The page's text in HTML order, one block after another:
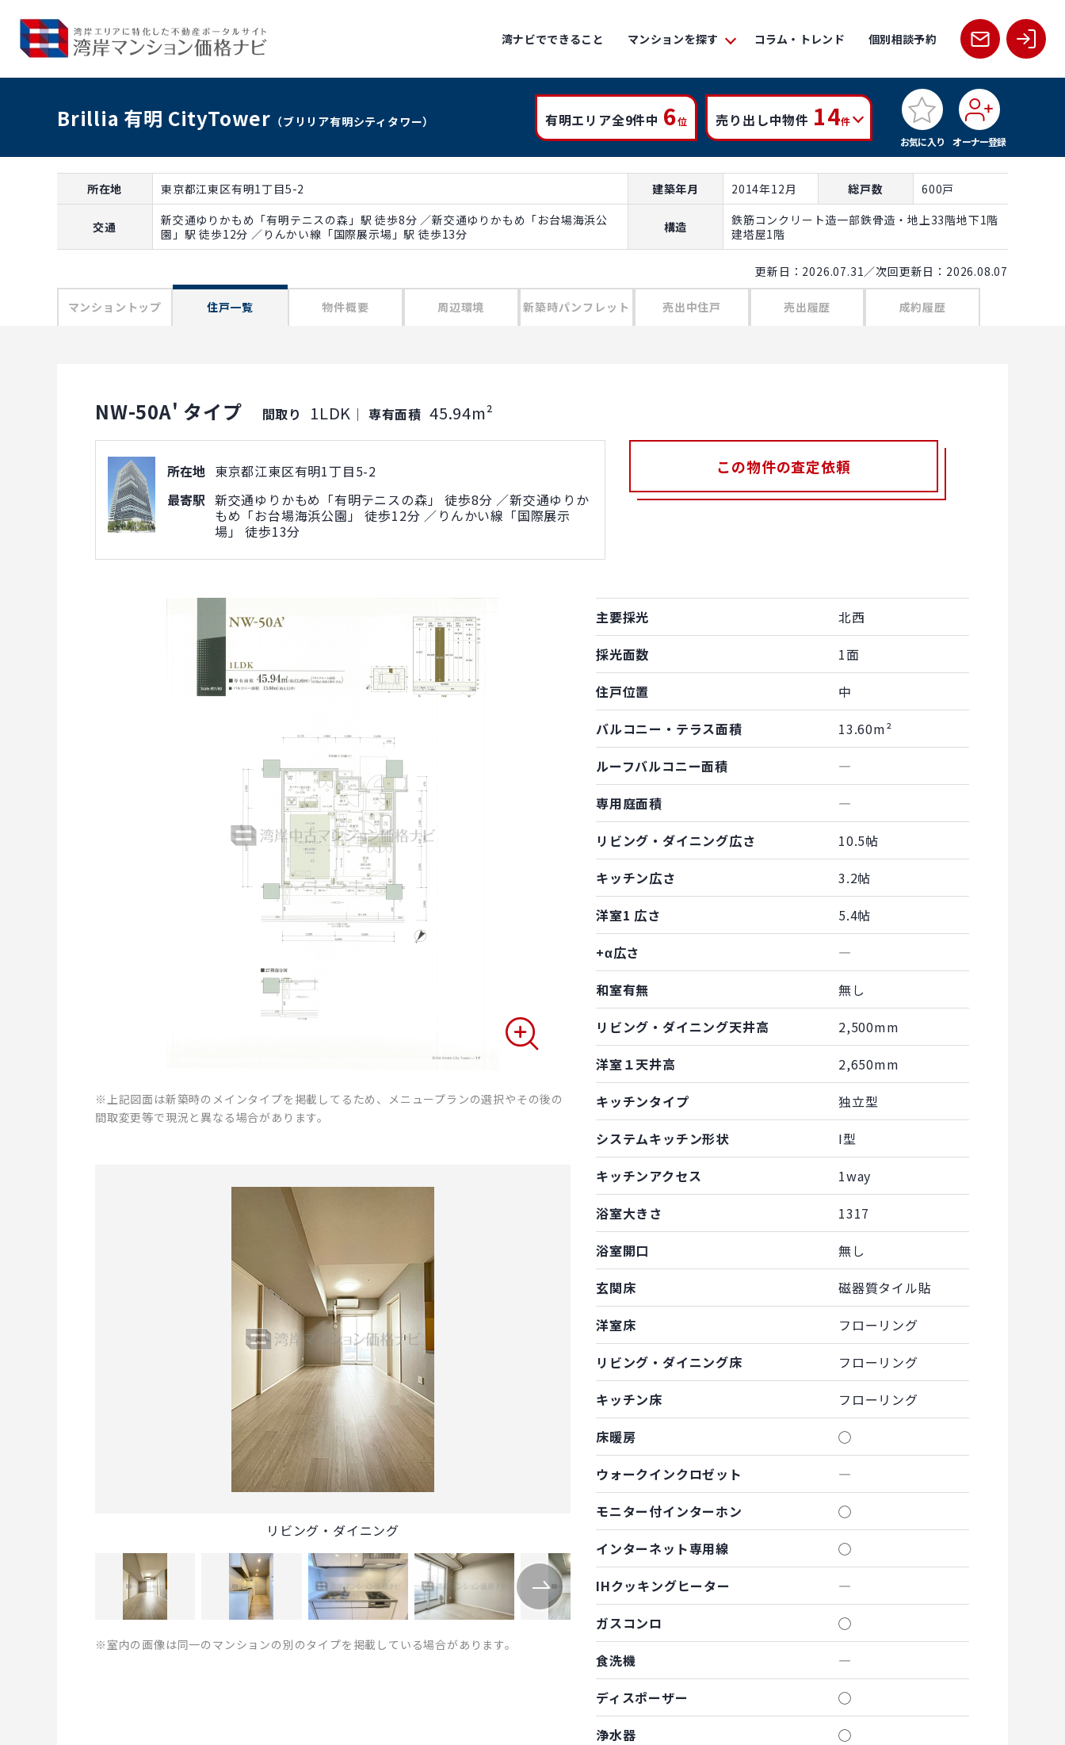
湾ナビでできること マンションを探す コラム・トレンド 個別相談予約
Brillia 有明 CityTower （ブリリア有明シティタワー） 有明エリア全9件中 6位 売り出し中物件 14件
お気に入り
オーナー登録
所在地 東京都江東区有明1丁目5-2 建築年月 2014年12月 総戸数 600戸
交通
新交通ゆりかもめ「有明テニスの森」駅 徒歩8分 ／新交通ゆりかもめ「お台場海浜公
園」駅 徒歩12分 ／りんかい線「国際展示場」駅 徒歩13分
構造
鉄筋コンクリート造一部鉄骨造・地上33階地下1階
建塔屋1階
更新日：2026.07.31／次回更新日：2026.08.07
マンショントップ 住戸一覧 物件概要 周辺環境 新築時パンフレット 売出中住戸 売出履歴 成約履歴
NW-50A' タイプ 間取り 1LDK ｜ 専有面積 45.94m²
所在地 東京都江東区有明1丁目5-2
最寄駅 新交通ゆりかもめ「有明テニスの森」 徒歩8分 ／新交通ゆりか
もめ「お台場海浜公園」 徒歩12分 ／りんかい線「国際展示
場」 徒歩13分
この物件の査定依頼
※上記図面は新築時のメインタイプを掲載してるため、メニュープランの選択やその後の
間取変更等で現況と異なる場合があります。
リビング・ダイニング
※室内の画像は同一のマンションの別のタイプを掲載している場合があります。
主要採光
北西
採光面数
1面
住戸位置
中
バルコニー・テラス面積
13.60m²
ルーフバルコニー面積
―
専用庭面積
―
リビング・ダイニング広さ
10.5帖
キッチン広さ
3.2帖
洋室1 広さ
5.4帖
+α広さ
―
和室有無
無し
リビング・ダイニング天井高
2,500mm
洋室１天井高
2,650mm
キッチンタイプ
独立型
システムキッチン形状
I型
キッチンアクセス
1way
浴室大きさ
1317
浴室開口
無し
玄関床
磁器質タイル貼
洋室床
フローリング
リビング・ダイニング床
フローリング
キッチン床
フローリング
床暖房
◯
ウォークインクロゼット
―
モニター付インターホン
◯
インターネット専用線
◯
IHクッキングヒーター
―
ガスコンロ
◯
食洗機
―
ディスポーザー
◯
浄水器
◯